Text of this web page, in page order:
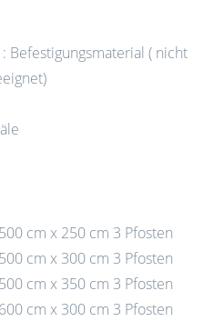
Befestigungsmaterial ( nicht
cm x 250 cm 3 Pfosten
cm x 300 cm 3 Pfosten
cm x 350 cm 3 Pfosten
cm x 300 cm 3 Pfosten